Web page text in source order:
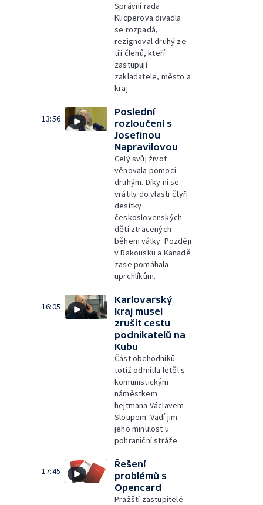
Správní rada
Klicperova divadla
se rozpadá,
rezignoval druhý ze
tří členů, kteří
zastupují
zakladatele, město a
kraj.
13:56
Poslední
rozloučení s
Josefinou
Napravilovou
Celý svůj život
věnovala pomoci
druhým. Díky ní se
vrátily do vlasti čtyři
desítky
československých
dětí ztracených
během války. Později
v Rakousku a Kanadě
zase pomáhala
uprchlíkům.
16:05
Karlovarský
kraj musel
zrušit cestu
podnikatelů na
Kubu
Část obchodníků
totiž odmítla letěl s
komunistickým
náměstkem
hejtmana Václavem
Sloupem. Vadí jim
jeho minulost u
pohraniční stráže.
17:45
Řešení
problémů s
Opencard
Pražští zastupitelé